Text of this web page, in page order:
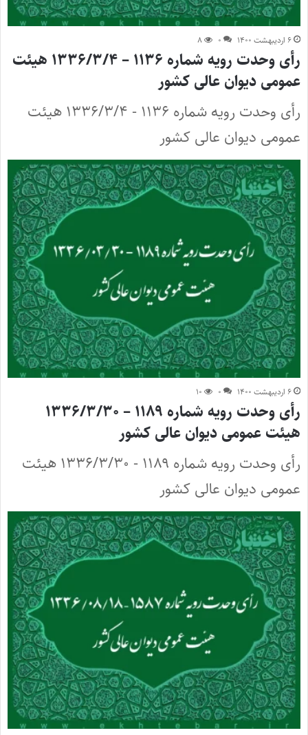
۶ اردیبهشت ۱۴۰۰ ۰ ۸
رأی وحدت رویه شماره ۱۱۳۶ – ۱۳۳۶/۳/۴ هیئت
عمومی دیوان عالی کشور
رأی وحدت رویه شماره ۱۱۳۶ - ۱۳۳۶/۳/۴ هیئت
عمومی دیوان عالی کشور
۶ اردیبهشت ۱۴۰۰ ۰ ۱۰
رأی وحدت رویه شماره ۱۱۸۹ – ۱۳۳۶/۳/۳۰
هیئت عمومی دیوان عالی کشور
رأی وحدت رویه شماره ۱۱۸۹ - ۱۳۳۶/۳/۳۰ هیئت
عمومی دیوان عالی کشور